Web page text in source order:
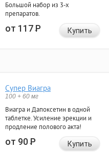
Большой набор из 3-х
препаратов.
от 117Р Купить
Супер Виагра
100 + 60 мг
Виагра и Дапоксетин в одной
таблетке. Усиление эрекции и
продление полового акта!
от 90Р Купить